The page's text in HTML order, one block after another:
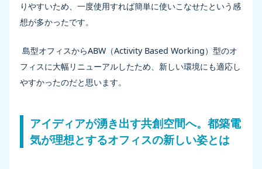
りやすいため、一度使用すれば簡単に使いこなせたという感
想が多かったです。
島型オフィスからABW（Activity Based Working）型のオ
フィスに大幅リニューアルしたため、新しい環境にも適応し
やすかったのだと思います。
アイディアが湧き出す共創空間へ。都築電
気が理想とするオフィスの新しい姿とは